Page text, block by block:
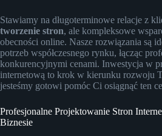
Stawiamy na długoterminowe relacje z
tworzenie stron, ale kompleksowe
obecności online. Nasze rozwiązania są
potrzeb współczesnego rynku, łącząc
konkurencyjnymi cenami. Inwestycja w
internetową to krok w kierunku rozwoju
jesteśmy gotowi pomóc Ci osiągnąć ten
Profesjonalne Projektowanie Stron
Biznesie